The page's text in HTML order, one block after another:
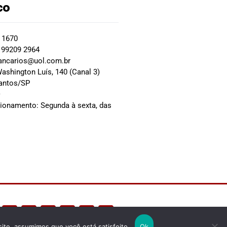
2964
Luís, 140 (Canal 3)
SP
Segunda à sexta, das